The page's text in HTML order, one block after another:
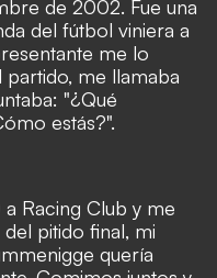
de 2002. Fue una
del fútbol viniera a
me lo
partido, me llamaba
"¿Qué
estás?".
Racing Club y me
pitido final, mi
quería